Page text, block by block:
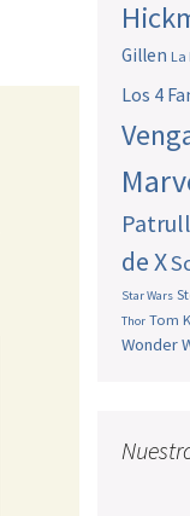
Gillen La
Los 4
de X
Star Wars
Thor Tom
Wonder